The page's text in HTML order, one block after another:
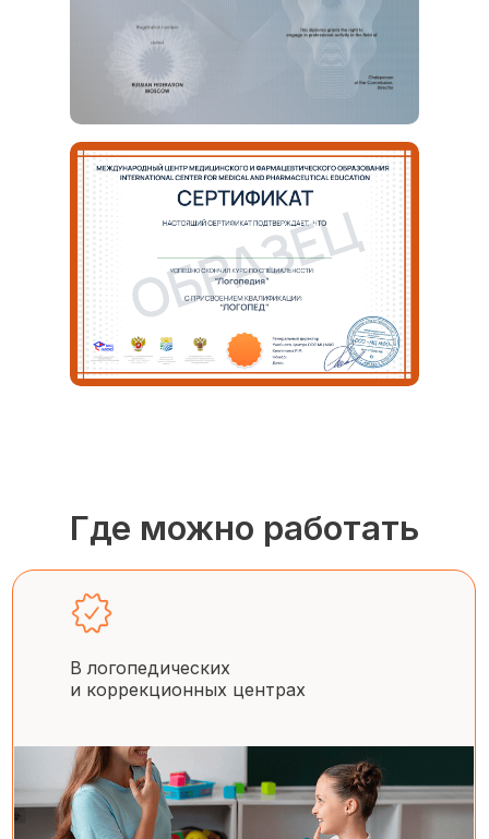
Где можно работать
В логопедических
и коррекционных центрах